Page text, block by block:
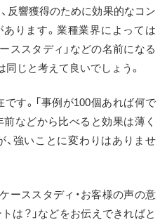
反響獲得のために効果的なコン
あります。業種業界によっては
ーススタディ」などの名前になる
同じと考えて良いでしょう。
す。「事例が100個あれば何で
前などから比べると効果は薄く
強いことに変わりはありませ
ーススタディ・お客様の声の意
は？」などをお伝えできればと